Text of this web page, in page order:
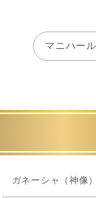
マニハー
ガネーシャ（神像